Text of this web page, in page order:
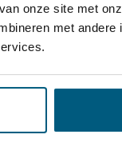
onze site met
met andere